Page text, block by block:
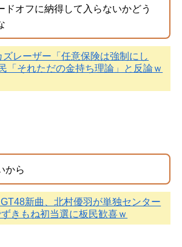
ドオフに納得して入らないかどう
ズレーザー「任意保険は強制にし
「それただの金持ち理論」と反論ｗ
から
新曲、北村優羽が単独センター
きもね初当選に板民歓喜ｗ